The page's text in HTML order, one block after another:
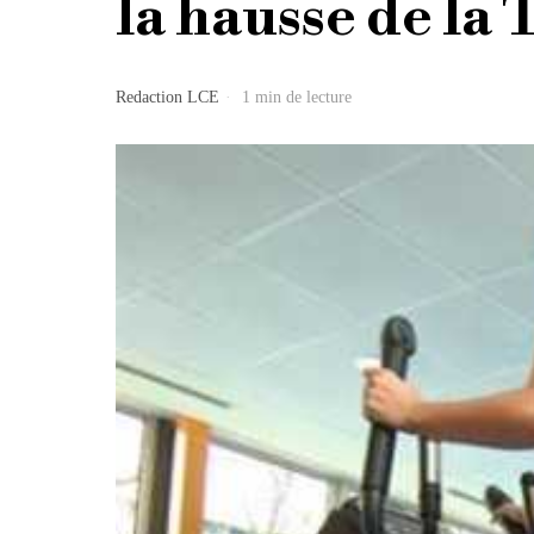
la hausse de la
Redaction LCE 1 min de lecture